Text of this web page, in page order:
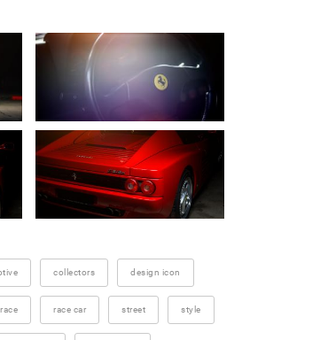
collectors design icon
race race car street style